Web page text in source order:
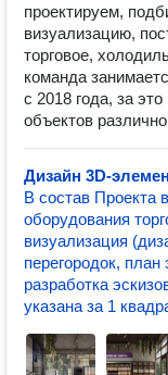
проектируем,
визуализацию,
торговое,
команда
с 2018 года, за
объектов
Дизайн 3D-
В состав Проекта
оборудования
визуализация
перегородок,
разработка
указана за 1